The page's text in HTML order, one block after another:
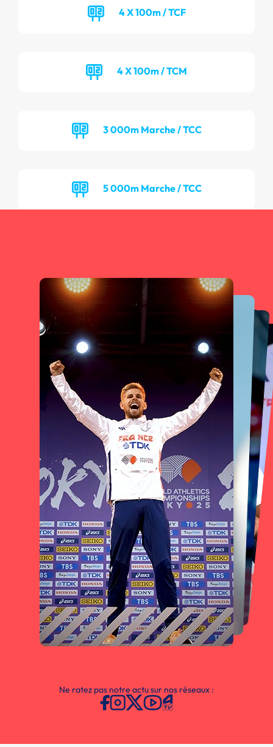
4 X 100m / TCF
4 X 100m / TCM
3 000m Marche / TCC
5 000m Marche / TCC
Ne ratez pas notre actu sur nos réseaux :